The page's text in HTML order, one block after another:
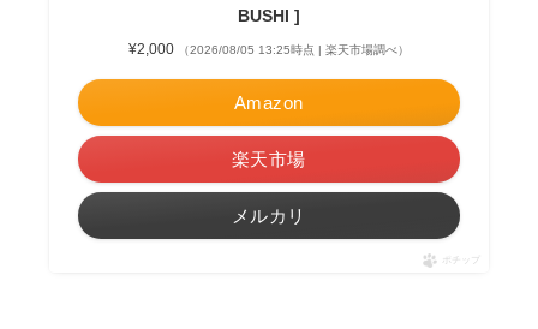
BUSHI ]
¥2,000 （2026/08/05 13:25時点 | 楽天市場調べ）
Amazon
楽天市場
メルカリ
ポチップ